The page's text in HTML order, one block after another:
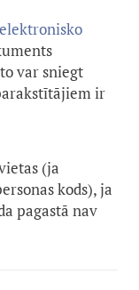
var sniegt
ir
(ja
kods), ja
pagastā nav